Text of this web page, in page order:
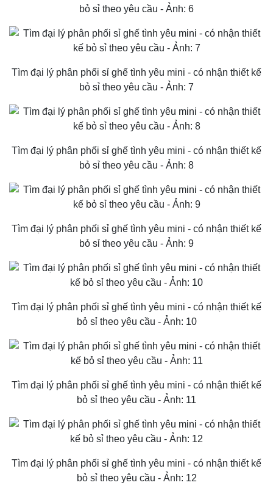
bỏ sỉ theo yêu cầu - Ảnh: 6
Tìm đại lý phân phối sỉ ghế tình yêu mini - có nhận thiết kế
bỏ sỉ theo yêu cầu - Ảnh: 7
Tìm đại lý phân phối sỉ ghế tình yêu mini - có nhận thiết kế
bỏ sỉ theo yêu cầu - Ảnh: 8
Tìm đại lý phân phối sỉ ghế tình yêu mini - có nhận thiết kế
bỏ sỉ theo yêu cầu - Ảnh: 9
Tìm đại lý phân phối sỉ ghế tình yêu mini - có nhận thiết kế
bỏ sỉ theo yêu cầu - Ảnh: 10
Tìm đại lý phân phối sỉ ghế tình yêu mini - có nhận thiết kế
bỏ sỉ theo yêu cầu - Ảnh: 11
Tìm đại lý phân phối sỉ ghế tình yêu mini - có nhận thiết kế
bỏ sỉ theo yêu cầu - Ảnh: 12